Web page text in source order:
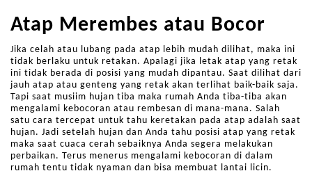
Atap Merembes atau Bocor
Jika celah atau lubang pada atap lebih mudah dilihat, maka ini
tidak berlaku untuk retakan. Apalagi jika letak atap yang retak
ini tidak berada di posisi yang mudah dipantau. Saat dilihat dari
jauh atap atau genteng yang retak akan terlihat baik-baik saja.
Tapi saat musiim hujan tiba maka rumah Anda tiba-tiba akan
mengalami kebocoran atau rembesan di mana-mana. Salah
satu cara tercepat untuk tahu keretakan pada atap adalah saat
hujan. Jadi setelah hujan dan Anda tahu posisi atap yang retak
maka saat cuaca cerah sebaiknya Anda segera melakukan
perbaikan. Terus menerus mengalami kebocoran di dalam
rumah tentu tidak nyaman dan bisa membuat lantai licin.